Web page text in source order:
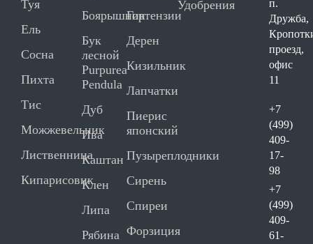
Туя
Ель
Сосна
Пихта
Тис
Можжевельник
Лиственница
Кипарисовик
Боярышник
Бук
лесной
Purpurea
Pendula
Дуб
Ива
Каштан
Клен
Липа
Рябина
Гортензии
Дерен
Кизильник
Лапчатки
Пиерис
японский
Пузыреплодники
Сирень
Спиреи
Форзиция
Удобрения
п.
Дружба,
проезд,
офис
11
+7
(499)
409-
17-
98
+7
(499)
409-
61-